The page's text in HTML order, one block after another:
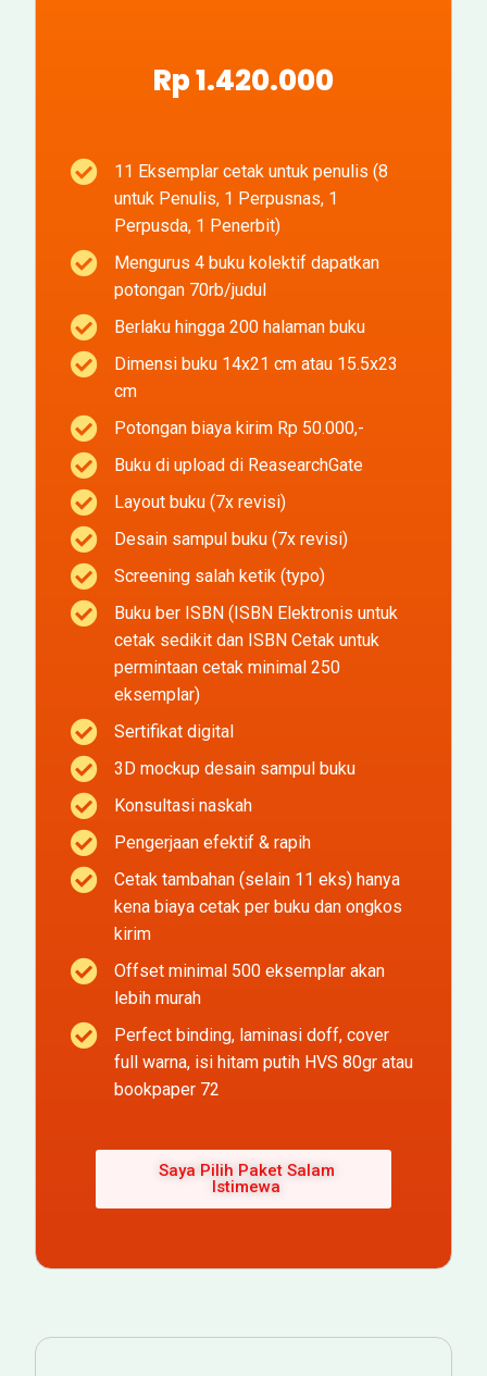
Rp 1.420.000
11 Eksemplar cetak untuk penulis (8
untuk Penulis, 1 Perpusnas, 1
Perpusda, 1 Penerbit)
Mengurus 4 buku kolektif dapatkan
potongan 70rb/judul
Berlaku hingga 200 halaman buku
Dimensi buku 14x21 cm atau 15.5x23
cm
Potongan biaya kirim Rp 50.000,-
Buku di upload di ReasearchGate
Layout buku (7x revisi)
Desain sampul buku (7x revisi)
Screening salah ketik (typo)
Buku ber ISBN (ISBN Elektronis untuk
cetak sedikit dan ISBN Cetak untuk
permintaan cetak minimal 250
eksemplar)
Sertifikat digital
3D mockup desain sampul buku
Konsultasi naskah
Pengerjaan efektif & rapih
Cetak tambahan (selain 11 eks) hanya
kena biaya cetak per buku dan ongkos
kirim
Offset minimal 500 eksemplar akan
lebih murah
Perfect binding, laminasi doff, cover
full warna, isi hitam putih HVS 80gr atau
bookpaper 72
Saya Pilih Paket Salam
Istimewa